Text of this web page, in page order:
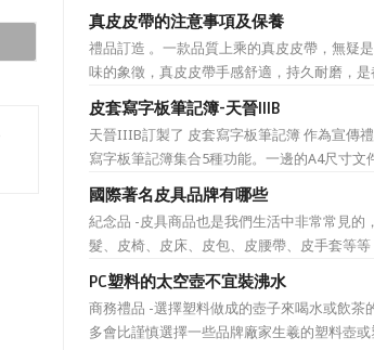
溫，那麼這個耐高溫的溫度限製和準確的含義
紅的小編給大家總結如下。 耐熱玻璃【
glass】是指含有耐熱性強的硼酸﹑矽酸成分,
真皮皮帶的注意事項及保養
禮品訂造 。一款品質上乘的真皮皮帶，無疑
味的象徵，真皮皮帶手感舒適，持久耐磨，
選。當你還在髮愁老爸生日禮物送什麼的時候
帶就是非常不錯的選擇。但是真皮皮帶如果疏
黯然失色，出現裂痕和破損的痕跡，今天小
真皮皮帶的注意事項...
皮套寫字板筆記簿-天晉IIIB
天晉IIIB訂製了 皮套寫字板筆記簿 作為宣傳
寫字板筆記簿集合5種功能。一邊的A4尺寸文
A4紙或宣傳冊等。A4文件夾下是一個票據夾
或支票。然後就是透明的名片夾。在正中可以
筆。最後一邊則是一本帶橫線的便簽紙，還可
板。選擇...
國際著名皮具品牌有哪些
紀念品 -皮具商品也是我們生活中非常常見的
髮、皮椅、皮床、皮包、皮腰帶、皮手套等
具具備細膩的手感和自然的色澤度，所以深受
睞。國際著名皮具品牌有哪些?下麵就一起來
國際著名皮具品牌： 1、路易·威登
1...
PC塑料的太空壺不宜裝沸水
商務禮品 -選擇塑料做成的壺子來喝水或飲茶
多會比謹慎選擇一些品牌廠家生羲的塑料壺